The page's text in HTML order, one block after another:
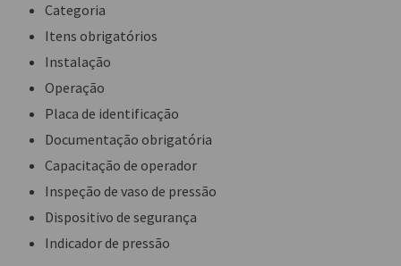
Categoria
Itens obrigatórios
Instalação
Operação
Placa de identificação
Documentação obrigatória
Capacitação de operador
Inspeção de vaso de pressão
Dispositivo de segurança
Indicador de pressão